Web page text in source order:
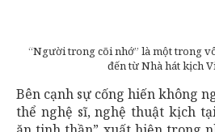
“Người trong cõi nhớ” là một trong
đến từ Nhà hát kịch
Bên cạnh sự cống hiến không
thể nghệ sĩ, nghệ thuật kịch